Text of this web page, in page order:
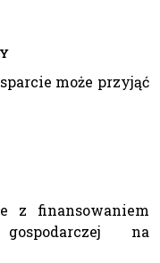
może przyjąć
z finansowaniem
na